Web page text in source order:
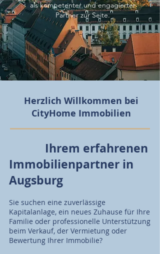
als kompetenter und engagierter
Partner zur Seite.
Herzlich Willkommen bei
CityHome Immobilien
Ihrem erfahrenen
Immobilienpartner in
Augsburg
Sie suchen eine zuverlässige
Kapitalanlage, ein neues Zuhause für Ihre
Familie oder professionelle Unterstützung
beim Verkauf, der Vermietung oder
Bewertung Ihrer Immobilie?